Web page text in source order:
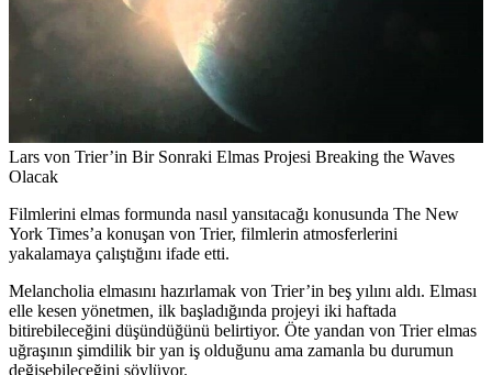
Lars von Trier’in Bir Sonraki Elmas Projesi Breaking the Waves
Olacak
Filmlerini elmas formunda nasıl yansıtacağı konusunda The New
York Times’a konuşan von Trier, filmlerin atmosferlerini
yakalamaya çalıştığını ifade etti.
Melancholia elmasını hazırlamak von Trier’in beş yılını aldı. Elması
elle kesen yönetmen, ilk başladığında projeyi iki haftada
bitirebileceğini düşündüğünü belirtiyor. Öte yandan von Trier elmas
uğraşının şimdilik bir yan iş olduğunu ama zamanla bu durumun
değişebileceğini söylüyor.